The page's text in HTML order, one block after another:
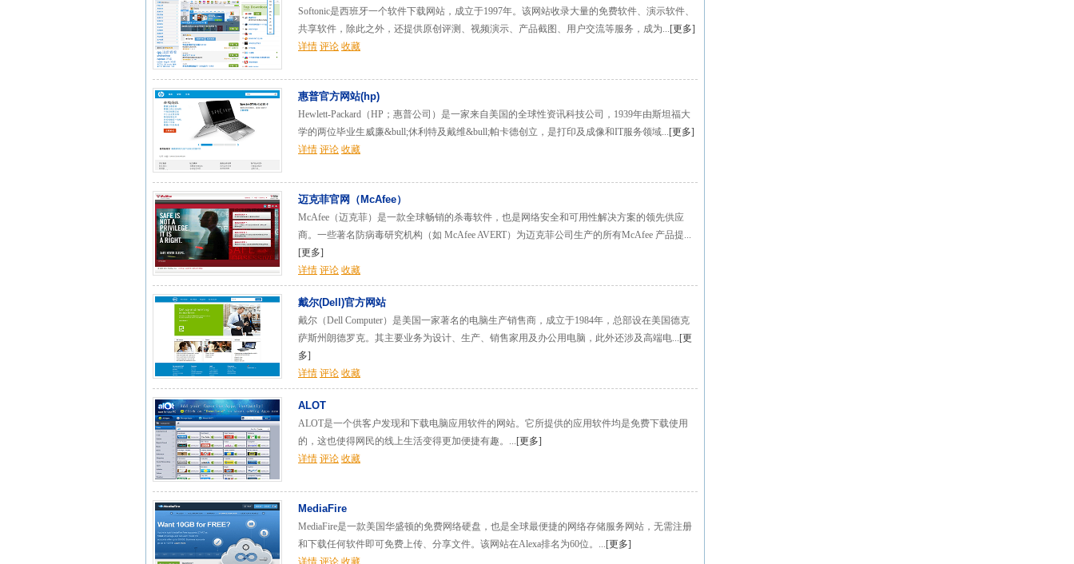
Softonic是西班牙一个软件下载网站，成立于1997年。该网站收录大量的免费软件、演示软件、
共享软件，除此之外，还提供原创评测、视频演示、产品截图、用户交流等服务，成为...[更多]
详情 评论 收藏
惠普官方网站(hp)
Hewlett-Packard（HP；惠普公司）是一家来自美国的全球性资讯科技公司，1939年由斯坦福大
学的两位毕业生威廉&bull;休利特及戴维&bull;帕卡德创立，是打印及成像和IT服务领域...[更多]
详情 评论 收藏
迈克菲官网（McAfee）
McAfee（迈克菲）是一款全球畅销的杀毒软件，也是网络安全和可用性解决方案的领先供应
商。一些著名防病毒研究机构（如 McAfee AVERT）为迈克菲公司生产的所有McAfee 产品提...
[更多]
详情 评论 收藏
戴尔(Dell)官方网站
戴尔（Dell Computer）是美国一家著名的电脑生产销售商，成立于1984年，总部设在美国德克
萨斯州朗德罗克。其主要业务为设计、生产、销售家用及办公用电脑，此外还涉及高端电...[更
多]
详情 评论 收藏
ALOT
ALOT是一个供客户发现和下载电脑应用软件的网站。它所提供的应用软件均是免费下载使用
的，这也使得网民的线上生活变得更加便捷有趣。...[更多]
详情 评论 收藏
MediaFire
MediaFire是一款美国华盛顿的免费网络硬盘，也是全球最便捷的网络存储服务网站，无需注册
和下载任何软件即可免费上传、分享文件。该网站在Alexa排名为60位。...[更多]
详情 评论 收藏